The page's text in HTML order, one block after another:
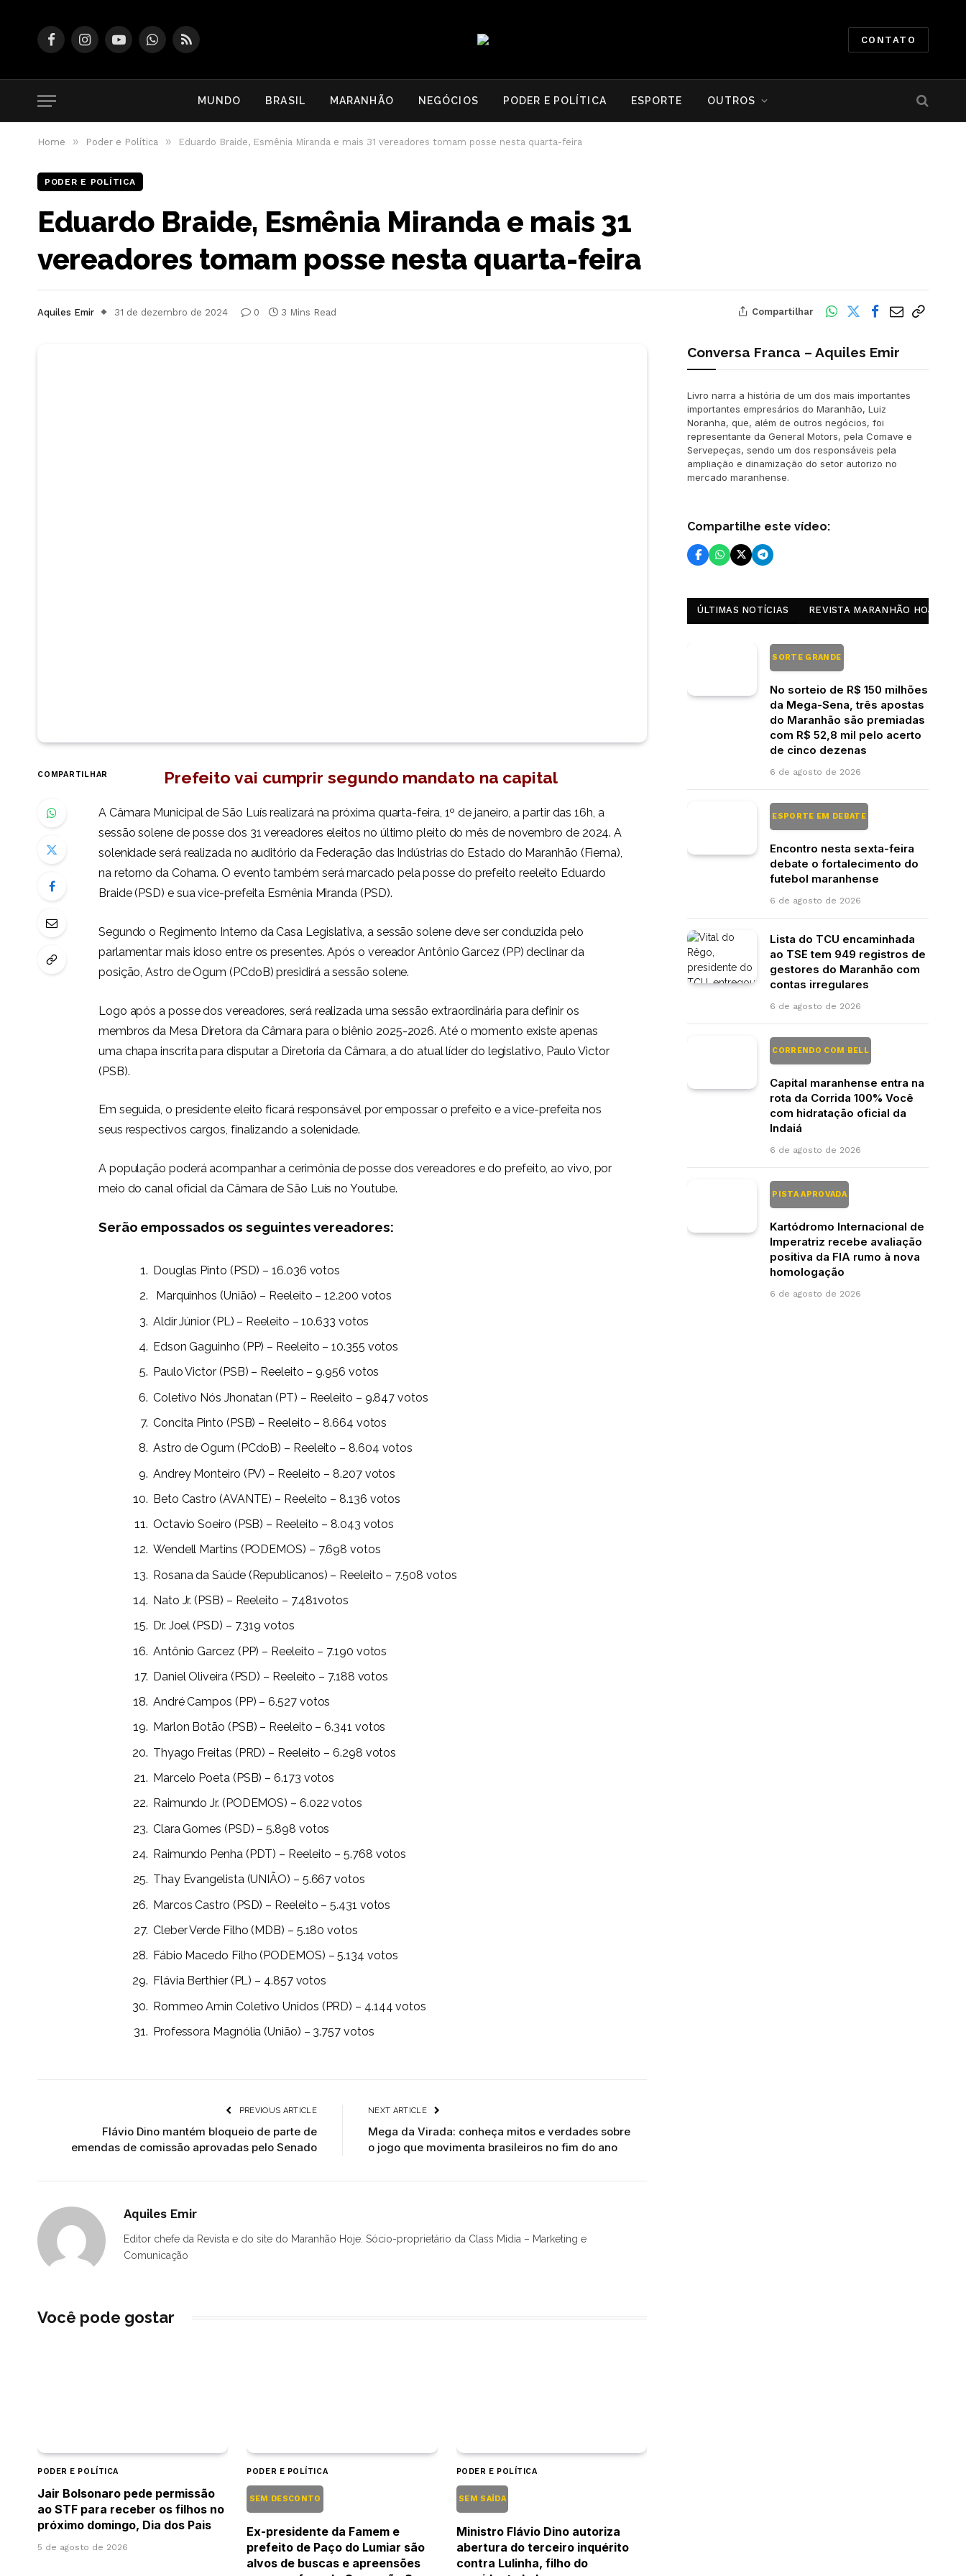
FacebookInstagramYouTubeWhatsApp
RSS
CONTATO
MUNDO BRASIL MARANHÃO NEGÓCIOS PODER E POLÍTICA ESPORTE OUTROS
Home » Poder e Política » Eduardo Braide, Esmênia Miranda e mais 31 vereadores tomam posse nesta quarta-feira
PODER E POLÍTICA
Eduardo Braide, Esmênia Miranda e mais 31
vereadores tomam posse nesta quarta-feira
Aquiles Emir 31 de dezembro de 2024 0 3 Mins Read Compartilhar
COMPARTILHAR Prefeito vai cumprir segundo mandato na capital
A Câmara Municipal de São Luís realizará na próxima quarta-feira, 1º de janeiro, a partir das 16h, a
sessão solene de posse dos 31 vereadores eleitos no último pleito do mês de novembro de 2024. A
solenidade será realizada no auditório da Federação das Indústrias do Estado do Maranhão (Fiema),
na retorno da Cohama. O evento também será marcado pela posse do prefeito reeleito Eduardo
Braide (PSD) e sua vice-prefeita Esmênia Miranda (PSD).
Segundo o Regimento Interno da Casa Legislativa, a sessão solene deve ser conduzida pelo
parlamentar mais idoso entre os presentes. Após o vereador Antônio Garcez (PP) declinar da
posição, Astro de Ogum (PCdoB) presidirá a sessão solene.
Logo após a posse dos vereadores, será realizada uma sessão extraordinária para definir os
membros da Mesa Diretora da Câmara para o biênio 2025-2026. Até o momento existe apenas
uma chapa inscrita para disputar a Diretoria da Câmara, a do atual líder do legislativo, Paulo Victor
(PSB).
Em seguida, o presidente eleito ficará responsável por empossar o prefeito e a vice-prefeita nos
seus respectivos cargos, finalizando a solenidade.
A população poderá acompanhar a cerimônia de posse dos vereadores e do prefeito, ao vivo, por
meio do canal oficial da Câmara de São Luís no Youtube.
Serão empossados os seguintes vereadores:
Douglas Pinto (PSD) – 16.036 votos
Marquinhos (União) – Reeleito – 12.200 votos
Aldir Júnior (PL) – Reeleito – 10.633 votos
Edson Gaguinho (PP) – Reeleito – 10.355 votos
Paulo Victor (PSB) – Reeleito – 9.956 votos
Coletivo Nós Jhonatan (PT) – Reeleito – 9.847 votos
Concita Pinto (PSB) – Reeleito – 8.664 votos
Astro de Ogum (PCdoB) – Reeleito – 8.604 votos
Andrey Monteiro (PV) – Reeleito – 8.207 votos
Beto Castro (AVANTE) – Reeleito – 8.136 votos
Octavio Soeiro (PSB) – Reeleito – 8.043 votos
Wendell Martins (PODEMOS) – 7.698 votos
Rosana da Saúde (Republicanos) – Reeleito – 7.508 votos
Nato Jr. (PSB) – Reeleito – 7.481votos
Dr. Joel (PSD) – 7.319 votos
Antônio Garcez (PP) – Reeleito – 7.190 votos
Daniel Oliveira (PSD) – Reeleito – 7.188 votos
André Campos (PP) – 6.527 votos
Marlon Botão (PSB) – Reeleito – 6.341 votos
Thyago Freitas (PRD) – Reeleito – 6.298 votos
Marcelo Poeta (PSB) – 6.173 votos
Raimundo Jr. (PODEMOS) – 6.022 votos
Clara Gomes (PSD) – 5.898 votos
Raimundo Penha (PDT) – Reeleito – 5.768 votos
Thay Evangelista (UNIÃO) – 5.667 votos
Marcos Castro (PSD) – Reeleito – 5.431 votos
Cleber Verde Filho (MDB) – 5.180 votos
Fábio Macedo Filho (PODEMOS) – 5.134 votos
Flávia Berthier (PL) – 4.857 votos
Rommeo Amin Coletivo Unidos (PRD) – 4.144 votos
Professora Magnólia (União) – 3.757 votos
PREVIOUS ARTICLE
Flávio Dino mantém bloqueio de parte de
emendas de comissão aprovadas pelo Senado
NEXT ARTICLE
Mega da Virada: conheça mitos e verdades sobre
o jogo que movimenta brasileiros no fim do ano
Aquiles Emir
Editor chefe da Revista e do site do Maranhão Hoje. Sócio-proprietário da Class Mídia – Marketing e
Comunicação
Você pode gostar
PODER E POLÍTICA
Jair Bolsonaro pede permissão
ao STF para receber os filhos no
próximo domingo, Dia dos Pais
5 de agosto de 2026
PODER E POLÍTICA
SEM DESCONTO
Ex-presidente da Famem e
prefeito de Paço do Lumiar são
alvos de buscas e apreensões
PODER E POLÍTICA
SEM SAÍDA
Ministro Flávio Dino autoriza
abertura do terceiro inquérito
contra Lulinha, filho do
Conversa Franca – Aquiles Emir
Livro narra a história de um dos mais importantes
importantes empresários do Maranhão, Luiz
Noranha, que, além de outros negócios, foi
representante da General Motors, pela Comave e
Servepeças, sendo um dos responsáveis pela
ampliação e dinamização do setor autorizo no
mercado maranhense.
Compartilhe este vídeo:
ÚLTIMAS NOTÍCIAS REVISTA MARANHÃO HOJE
SORTE GRANDE
No sorteio de R$ 150 milhões
da Mega-Sena, três apostas
do Maranhão são premiadas
com R$ 52,8 mil pelo acerto
de cinco dezenas
6 de agosto de 2026
ESPORTE EM DEBATE
Encontro nesta sexta-feira
debate o fortalecimento do
futebol maranhense
6 de agosto de 2026
Lista do TCU encaminhada
ao TSE tem 949 registros de
gestores do Maranhão com
contas irregulares
6 de agosto de 2026
CORRENDO COM BELL
Capital maranhense entra na
rota da Corrida 100% Você
com hidratação oficial da
Indaiá
6 de agosto de 2026
PISTA APROVADA
Kartódromo Internacional de
Imperatriz recebe avaliação
positiva da FIA rumo à nova
homologação
6 de agosto de 2026